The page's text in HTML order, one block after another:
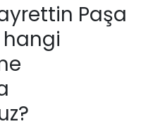
Paşa